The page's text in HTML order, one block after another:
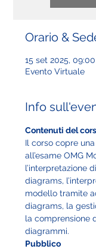
Orario &
15 set 2025,
Evento Virtuale
Info
Contenuti del
Il corso copre
all’esame OMG
l’interpretazione
diagrams,
modello tramite
diagrams, la
la comprensione
diagrammi.
Pubblico